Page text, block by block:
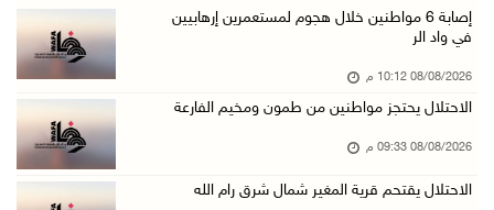
الجامعة العربية الأمريكية تختتم فعاليات تخريج ...
08/آب/2026 06:20 م
إصابات بالاختناق خلال اقتحام الاحتلال قرية ال ...
الحايك: نقود جهودا وطنية لحماية المواقع الأثر ...
08/آب/2026 04:50 م
إصابة 6 مواطنين خلال هجوم لمستعمرين إرهابيين
في واد الر
08/08/2026 10:12 م
الاحتلال يحتجز مواطنين من طمون ومخيم الفارعة
08/08/2026 09:33 م
الاحتلال يقتحم قرية المغير شمال شرق رام الله